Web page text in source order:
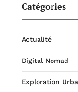
Catégories
Actualité
Digital Nomad
Exploration